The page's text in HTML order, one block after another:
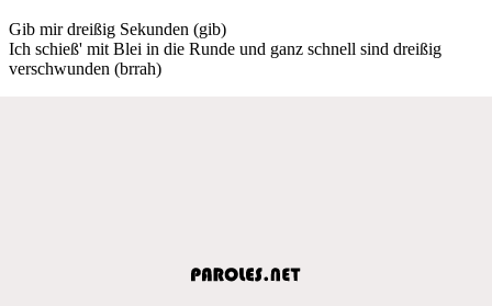
Gib mir dreißig Sekunden (gib)
Ich schieß' mit Blei in die Runde und ganz schnell sind dreißig
verschwunden (brrah)